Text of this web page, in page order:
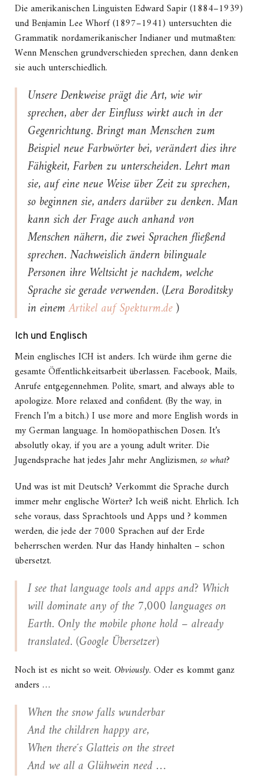
Die amerikanischen Linguisten Edward Sapir (1884–1939)
und Benjamin Lee Whorf (1897–1941) untersuchten die
Grammatik nordamerikanischer Indianer und mutmaßten:
Wenn Menschen grundverschieden sprechen, dann denken
sie auch unterschiedlich.
Unsere Denkweise prägt die Art, wie wir
sprechen, aber der Einfluss wirkt auch in der
Gegenrichtung. Bringt man Menschen zum
Beispiel neue Farbwörter bei, verändert dies ihre
Fähigkeit, Farben zu unterscheiden. Lehrt man
sie, auf eine neue Weise über Zeit zu sprechen,
so beginnen sie, anders darüber zu denken. Man
kann sich der Frage auch anhand von
Menschen nähern, die zwei Sprachen fließend
sprechen. Nachweislich ändern bilinguale
Personen ihre Weltsicht je nachdem, welche
Sprache sie gerade verwenden. (Lera Boroditsky
in einemArtikel auf Spekturm.de)
Ich und Englisch
Mein englisches ICH ist anders. Ich würde ihm gerne die
gesamte Öffentlichkeitsarbeit überlassen. Facebook, Mails,
Anrufe entgegennehmen. Polite, smart, and always able to
apologize. More relaxed and confident. (By the way, in
French I’m a bitch.) I use more and more English words in
my German language. In homöopathischen Dosen. It’s
absolutly okay, if you are a young adult writer. Die
Jugendsprache hat jedes Jahr mehr Anglizismen, so what?
Und was ist mit Deutsch? Verkommt die Sprache durch
immer mehr englische Wörter? Ich weiß nicht. Ehrlich. Ich
sehe voraus, dass Sprachtools und Apps und ? kommen
werden, die jede der 7000 Sprachen auf der Erde
beherrschen werden. Nur das Handy hinhalten – schon
übersetzt.
I see that language tools and apps and? Which
will dominate any of the 7,000 languages on
Earth. Only the mobile phone hold – already
translated. (Google Übersetzer)
Noch ist es nicht so weit. Obviously. Oder es kommt ganz
anders …
When the snow falls wunderbar
And the children happy are,
When there´s Glatteis on the street
And we all a Glühwein need …